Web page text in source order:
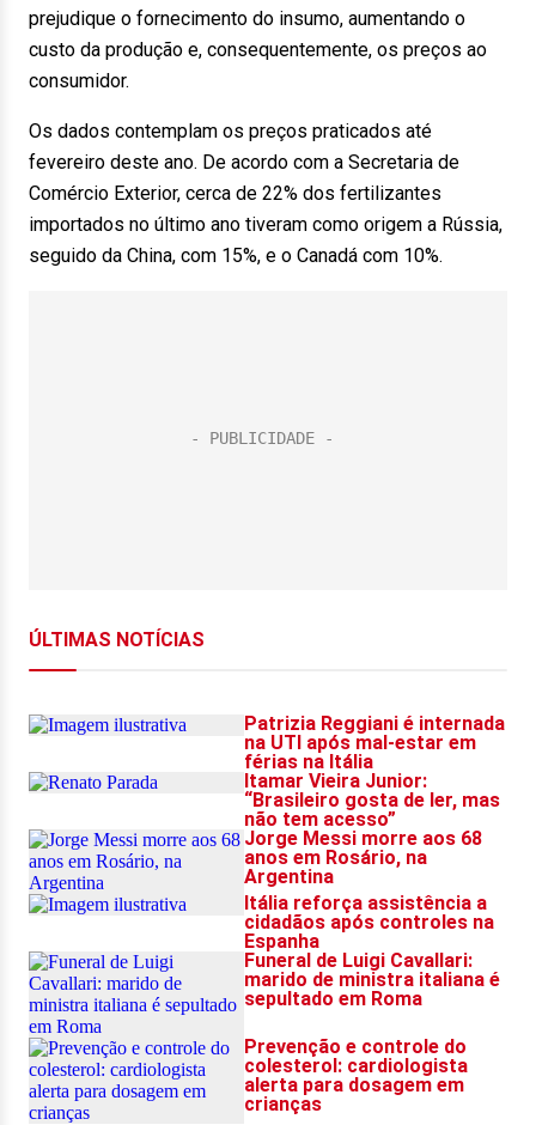
prejudique o fornecimento do insumo, aumentando o
custo da produção e, consequentemente, os preços ao
consumidor.
Os dados contemplam os preços praticados até
fevereiro deste ano. De acordo com a Secretaria de
Comércio Exterior, cerca de 22% dos fertilizantes
importados no último ano tiveram como origem a Rússia,
seguido da China, com 15%, e o Canadá com 10%.